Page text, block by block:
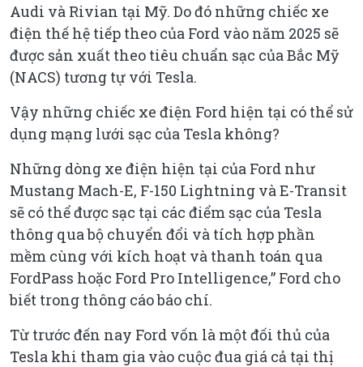
Audi và Rivian tại Mỹ. Do đó những chiếc xe
điện thế hệ tiếp theo của Ford vào năm 2025 sẽ
được sản xuất theo tiêu chuẩn sạc của Bắc Mỹ
(NACS) tương tự với Tesla.
Vậy những chiếc xe điện Ford hiện tại có thể sử
dụng mạng lưới sạc của Tesla không?
Những dòng xe điện hiện tại của Ford như
Mustang Mach-E, F-150 Lightning và E-Transit
sẽ có thể được sạc tại các điểm sạc của Tesla
thông qua bộ chuyển đổi và tích hợp phần
mềm cùng với kích hoạt và thanh toán qua
FordPass hoặc Ford Pro Intelligence,” Ford cho
biết trong thông cáo báo chí.
Từ trước đến nay Ford vốn là một đối thủ của
Tesla khi tham gia vào cuộc đua giá cả tại thị